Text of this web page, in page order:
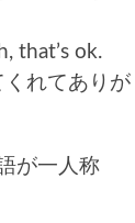
that’s ok.
くれてありが
が一人称